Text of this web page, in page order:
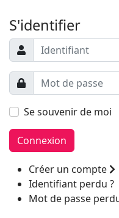
S'identifier
Se souvenir de moi
Connexion
Créer un compte
Identifiant perdu ?
Mot de passe